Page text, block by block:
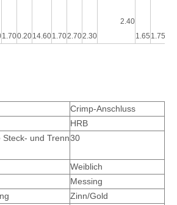
1.700.2014.601.702.702.30
2.40
1.65 1.75
Crimp-Anschluss
HRB
und Trenn30
Weiblich
Messing
Zinn/Gold